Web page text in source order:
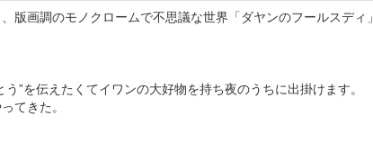
版画調のモノクロームで不思議な世界「ダヤンのフールスディ」
”を伝えたくてイワンの大好物を持ち夜のうちに出掛けます。
てきた。